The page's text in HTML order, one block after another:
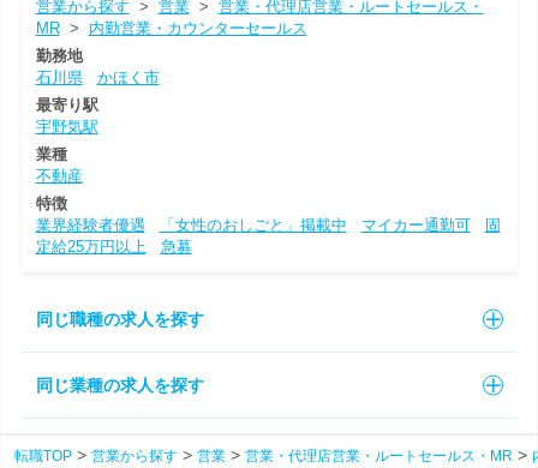
営業から探す > 営業> 営業・代理店営業・ルートセールス・
MR> 内勤営業・カウンターセールス
勤務地
石川県
かほく市
最寄り駅
宇野気駅
業種
不動産
特徴
業界経験者優遇
「女性のおしごと」掲載中 マイカー通勤可
固
定給25万円以上
急募
同じ職種の求人を探す
同じ業種の求人を探す
転職TOP 営業から探す 営業 営業・代理店営業・ルートセールス・MR